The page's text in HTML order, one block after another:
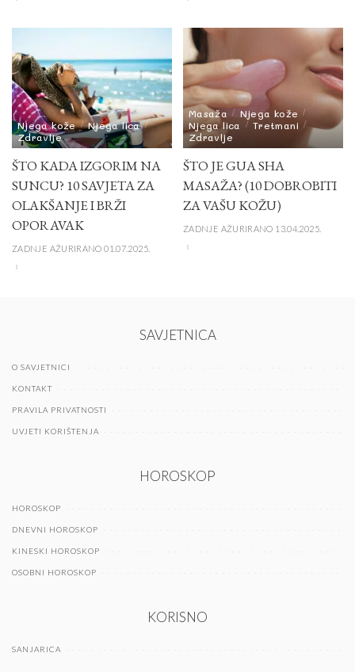
Njega kože
Njega lica
Zdravlje
ŠTO KADA IZGORIM NA
SUNCU? 10 SAVJETA ZA
OLAKŠANJE I BRŽI
OPORAVAK
ZADNJE AŽURIRANO 01.07.2025.
Masaža
Njega kože
Njega lica
Tretmani
Zdravlje
ŠTO JE GUA SHA
MASAŽA? (10 DOBROBITI
ZA VAŠU KOŽU)
ZADNJE AŽURIRANO 13.04.2025.
SAVJETNICA
O SAVJETNICI
KONTAKT
PRAVILA PRIVATNOSTI
UVJETI KORIŠTENJA
HOROSKOP
HOROSKOP
DNEVNI HOROSKOP
KINESKI HOROSKOP
OSOBNI HOROSKOP
KORISNO
SANJARICA